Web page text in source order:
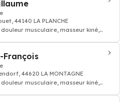
44140 LA PLANCHE
musculaire, masseur kiné,
François
44620 LA MONTAGNE
musculaire, masseur kiné,